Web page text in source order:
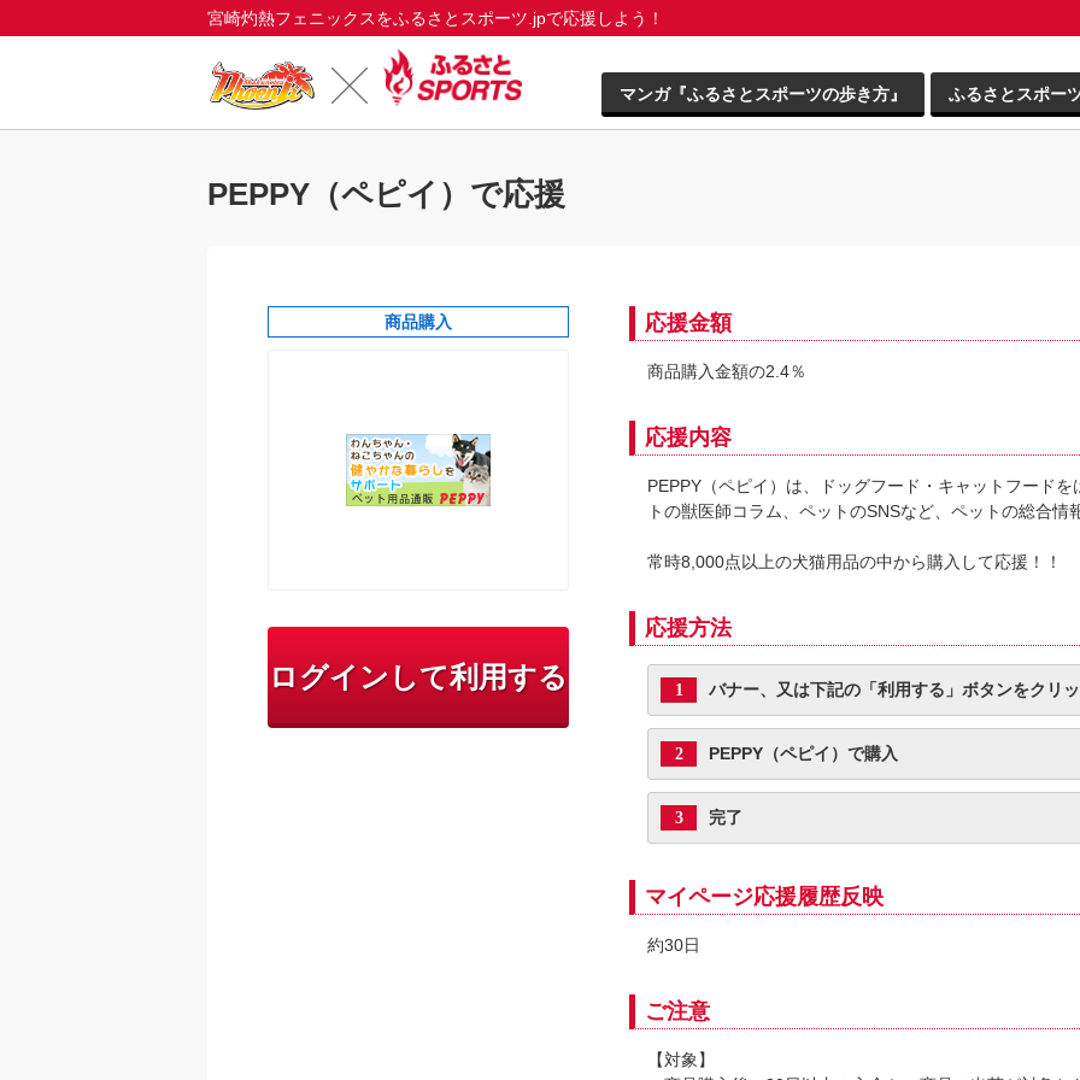
宮崎灼熱フェニックスをふるさとスポーツ.jpで応援しよう！
ふるさとスポー
マンガ『ふるさとスポーツの歩き方』
PEPPY（ペピイ）で応援
商品購入
ログインして利用する
応援金額
商品購入金額の2.4％
応援内容
PEPPY（ペピイ）は、ドッグフード・キャットフード
トの獣医師コラム、ペットのSNSなど、ペットの総合情
常時8,000点以上の犬猫用品の中から購入して応援！！
応援方法
1 バナー、又は下記の「利用する」ボタンをクリ
2 PEPPY（ペピイ）で購入
3 完了
マイページ応援履歴反映
約30日
ご注意
【対象】